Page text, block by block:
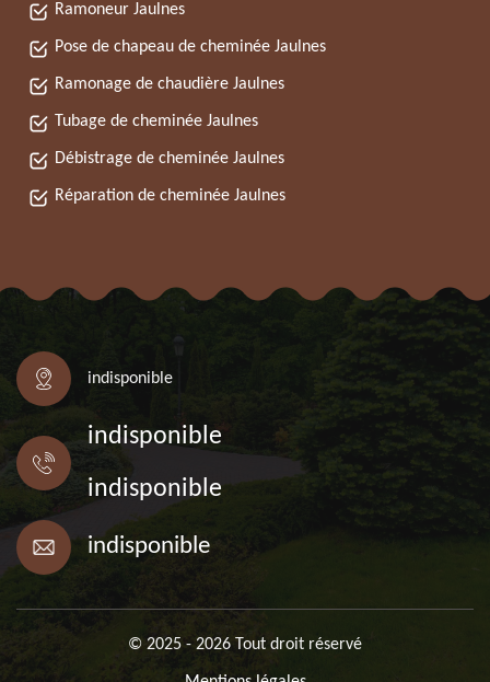
Ramoneur Jaulnes
Pose de chapeau de cheminée Jaulnes
Ramonage de chaudière Jaulnes
Tubage de cheminée Jaulnes
Débistrage de cheminée Jaulnes
Réparation de cheminée Jaulnes
indisponible
indisponible
indisponible
indisponible
© 2025 - 2026 Tout droit réservé